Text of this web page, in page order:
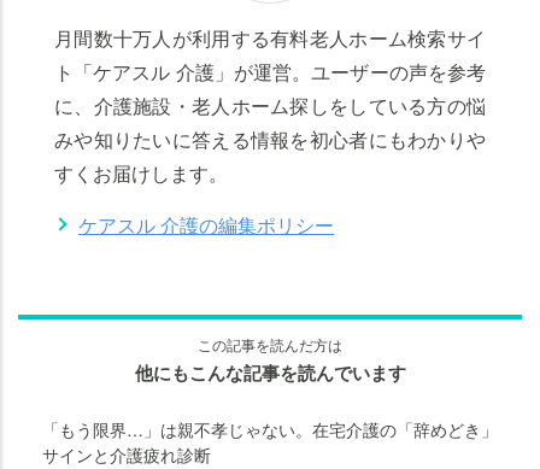
月間数十万人が利用する有料老人ホーム検索サイ
ト「ケアスル 介護」が運営。ユーザーの声を参考
に、介護施設・老人ホーム探しをしている方の悩
みや知りたいに答える情報を初心者にもわかりや
すくお届けします。
ケアスル 介護の編集ポリシー
この記事を読んだ方は
他にもこんな記事を読んでいます
「もう限界…」は親不孝じゃない。在宅介護の「辞めどき」
サインと介護疲れ診断